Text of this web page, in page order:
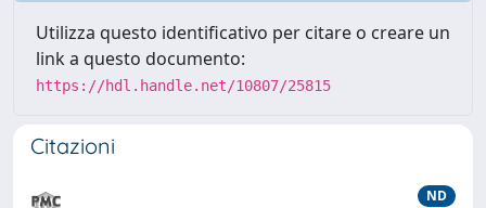
Utilizza questo identificativo per citare o creare un
link a questo documento:
https://hdl.handle.net/10807/25815
Citazioni
ND